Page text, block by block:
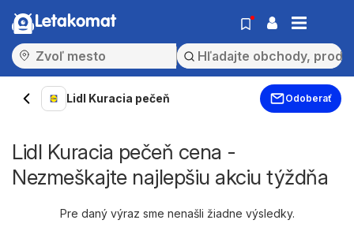
Letakomat
Lidl Kuracia pečeň Odoberať
Lidl Kuracia pečeň cena -
Nezmeškajte najlepšiu akciu týždňa
Pre daný výraz sme nenašli žiadne výsledky.